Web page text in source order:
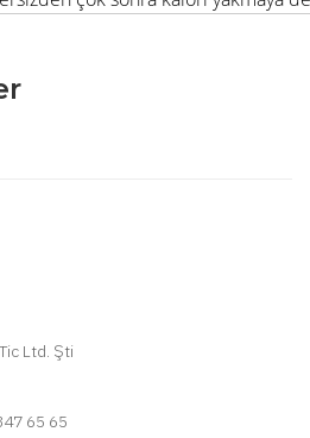
Ltd. Şti
65 65